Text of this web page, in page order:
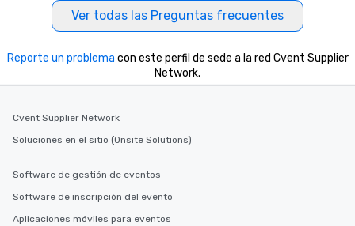
Ver todas las Preguntas frecuentes
Reporte un problema con este perfil de sede a la red Cvent Supplier
Network.
Cvent Supplier Network
Soluciones en el sitio (Onsite Solutions)
Software de gestión de eventos
Software de inscripción del evento
Aplicaciones móviles para eventos